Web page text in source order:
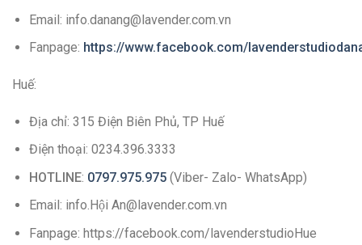
Email: info.danang@lavender.com.vn
Fanpage: https://www.facebook.com/
Huế:
Địa chỉ: 315 Điện Biên Phủ, TP Huế
Điện thoại: 0234.396.3333
HOTLINE: 0797.975.975(Viber- Zalo- WhatsApp)
Email: info.Hội An@lavender.com.vn
Fanpage: https://facebook.com/lavenderstudioHue